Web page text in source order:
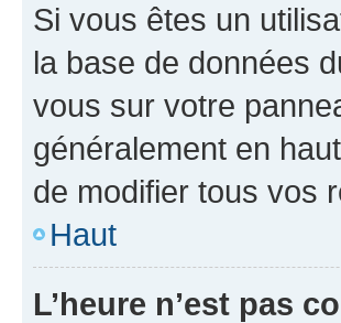
Si vous êtes un
la base de données
vous sur votre
généralement en
de modifier tous vos
Haut
L’heure n’est pas